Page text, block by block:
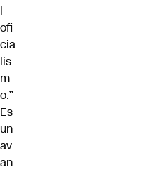
l
ofi
cia
lis
m
o.”
Es
un
av
an